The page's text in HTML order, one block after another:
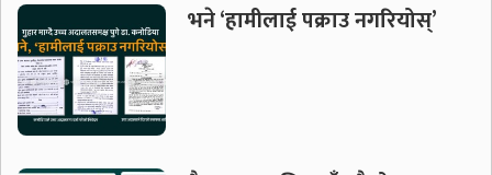
भने ‘हामीलाई पक्राउ नगरियोस्’